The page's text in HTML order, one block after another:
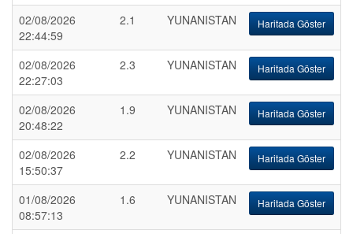
02/08/2026
22:44:59
2.1 YUNANISTAN Haritada Göster
02/08/2026
22:27:03
2.3 YUNANISTAN Haritada Göster
02/08/2026
20:48:22
1.9 YUNANISTAN Haritada Göster
02/08/2026
15:50:37
2.2 YUNANISTAN Haritada Göster
01/08/2026
08:57:13
1.6 YUNANISTAN Haritada Göster